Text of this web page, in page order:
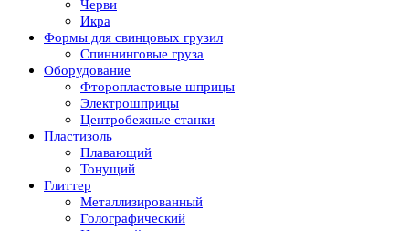
Черви
Икра
Формы для свинцовых грузил
Спиннинговые груза
Оборудование
Фторопластовые шприцы
Электрошприцы
Центробежные станки
Пластизоль
Плавающий
Тонущий
Глиттер
Металлизированный
Голографический